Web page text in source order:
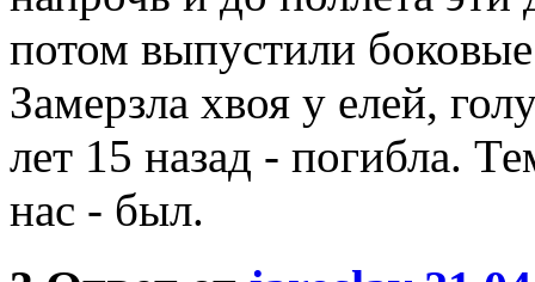
потом выпустили
Замерзла хвоя у елей,
лет 15 назад - погибла.
нас - был.